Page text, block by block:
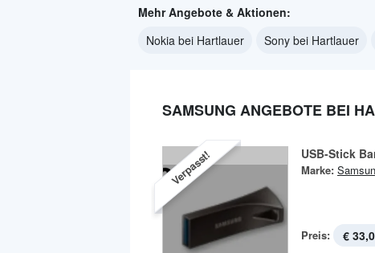
Mehr Angebote & Aktionen:
Nokia bei Hartlauer
Sony bei Hartlauer
SAMSUNG ANGEBOTE BEI
Verpasst! USB-Stick
Marke:
Preis: €